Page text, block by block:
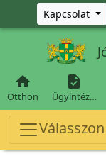
Ugrás a főKapcsolat

Otthon

Ügyintéz…